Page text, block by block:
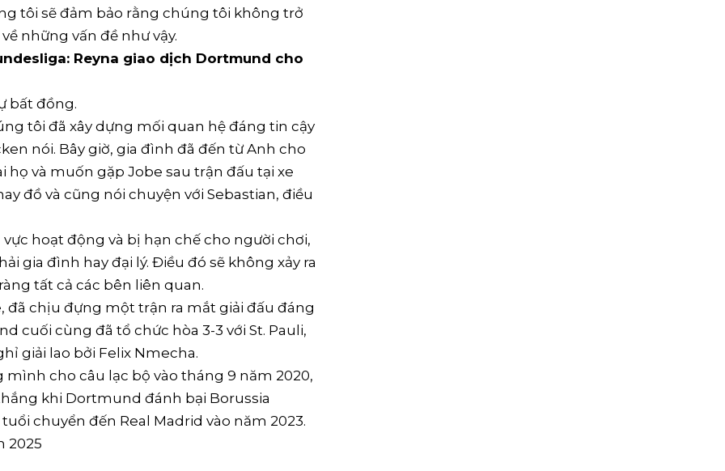
tôi sẽ đảm bảo rằng chúng tôi không trở
những vấn đề như vậy.
Reyna giao dịch Dortmund cho
bất đồng.
tôi đã xây dựng mối quan hệ đáng tin cậy
nói. Bây giờ, gia đình đã đến từ Anh cho
và muốn gặp Jobe sau trận đấu tại xe
đồ và cũng nói chuyện với Sebastian, điều
hoạt động và bị hạn chế cho người chơi,
gia đình hay đại lý. Điều đó sẽ không xảy ra
tất cả các bên liên quan.
đã chịu đựng một trận ra mắt giải đấu đáng
cuối cùng đã tổ chức hòa 3-3 với St. Pauli,
giải lao bởi Felix Nmecha.
cho câu lạc bộ vào tháng 9 năm 2020,
khi Dortmund đánh bại Borussia
chuyển đến Real Madrid vào năm 2023.
2025